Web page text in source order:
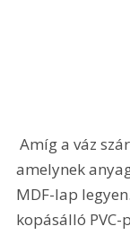
Amíg a váz szárad, szabjuk le a szerelőlapot,
amelynek
MDF-lap
kopásálló